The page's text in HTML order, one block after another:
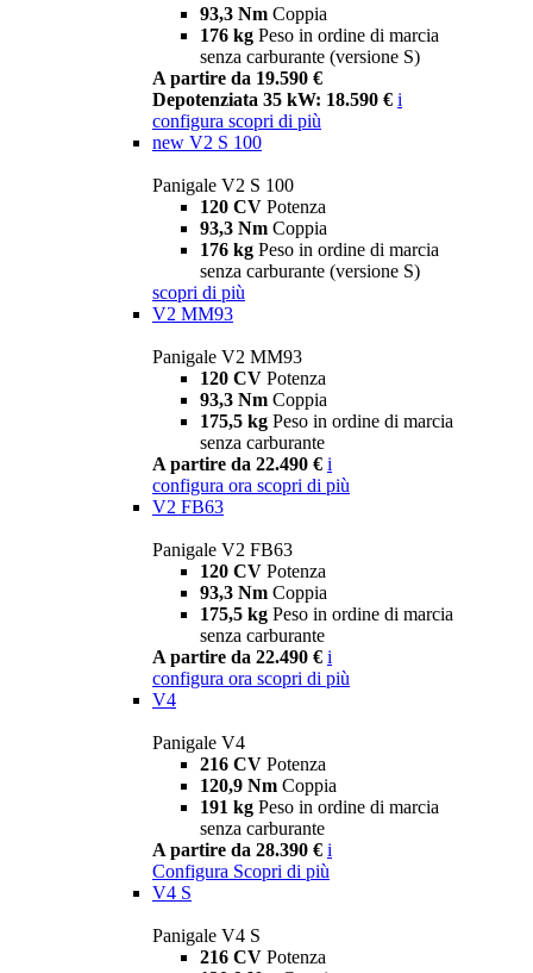
93,3 Nm Coppia
176 kg Peso in ordine di marcia
senza carburante (versione S)
A partire da 19.590 €
Depotenziata 35 kW: 18.590 € i
configura scopri di più
new V2 S 100
Panigale V2 S 100
120 CV Potenza
93,3 Nm Coppia
176 kg Peso in ordine di marcia
senza carburante (versione S)
scopri di più
V2 MM93
Panigale V2 MM93
120 CV Potenza
93,3 Nm Coppia
175,5 kg Peso in ordine di marcia
senza carburante
A partire da 22.490 € i
configura ora scopri di più
V2 FB63
Panigale V2 FB63
120 CV Potenza
93,3 Nm Coppia
175,5 kg Peso in ordine di marcia
senza carburante
A partire da 22.490 € i
configura ora scopri di più
V4
Panigale V4
216 CV Potenza
120,9 Nm Coppia
191 kg Peso in ordine di marcia
senza carburante
A partire da 28.390 € i
Configura Scopri di più
V4 S
Panigale V4 S
216 CV Potenza